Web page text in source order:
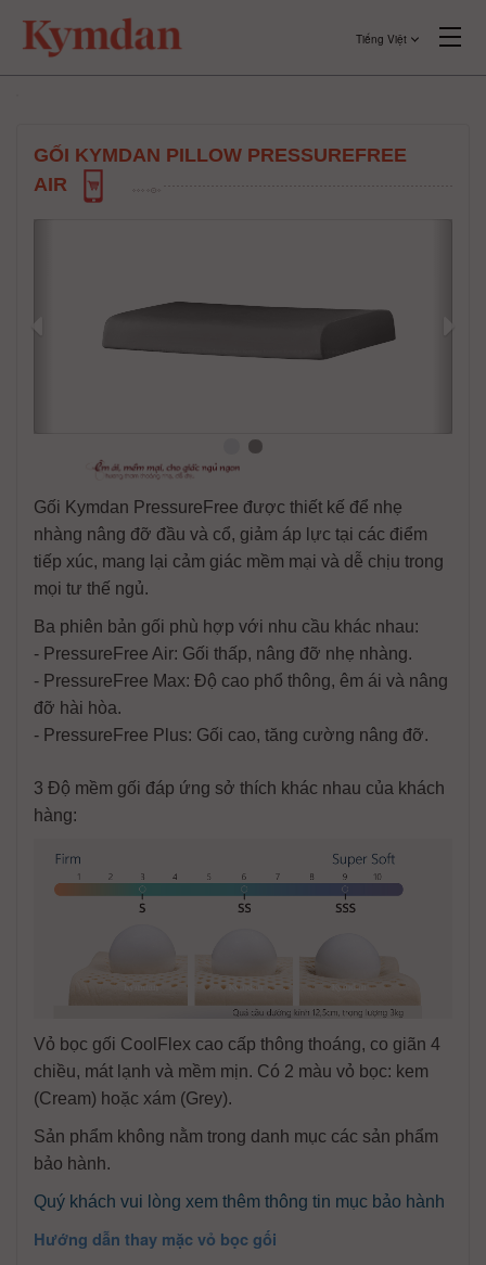
Tiếng Việt
GỐI KYMDAN PILLOW PRESSUREFREE
AIR
Gối Kymdan PressureFree được thiết kế để nhẹ
nhàng nâng đỡ đầu và cổ, giảm áp lực tại các điểm
tiếp xúc, mang lại cảm giác mềm mại và dễ chịu trong
mọi tư thế ngủ.
Ba phiên bản gối phù hợp với nhu cầu khác nhau:
- PressureFree Air: Gối thấp, nâng đỡ nhẹ nhàng.
- PressureFree Max: Độ cao phổ thông, êm ái và nâng
đỡ hài hòa.
- PressureFree Plus: Gối cao, tăng cường nâng đỡ.
3 Độ mềm gối đáp ứng sở thích khác nhau của khách
hàng:
Vỏ bọc gối CoolFlex cao cấp thông thoáng, co giãn 4
chiều, mát lạnh và mềm mịn. Có 2 màu vỏ bọc: kem
(Cream) hoặc xám (Grey).
Sản phẩm không nằm trong danh mục các sản phẩm
bảo hành.
Quý khách vui lòng xem thêm thông tin mục bảo hành
Hướng dẫn thay mặc vỏ bọc gối